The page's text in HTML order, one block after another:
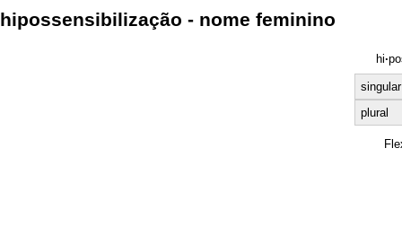
hipossensibilização - nome feminino
hi·
singular
plural